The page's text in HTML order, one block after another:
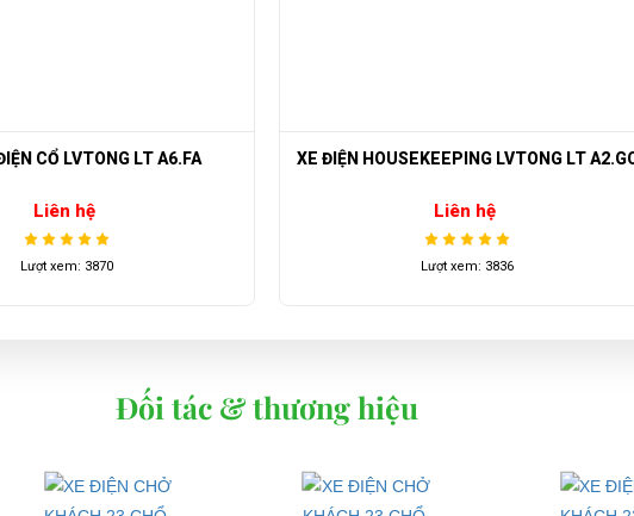
..
hành…
ty TNHH TM DV XNK Đại Cường
LVTONG LT A2.GC
Liên hệ
Lượt xem: 3836
XE ĐIỆN CHẠY RESORT HDK DEL 3042 GFB
Liên hệ
Lượt xem: 3975
Đối tác & thương hiệu